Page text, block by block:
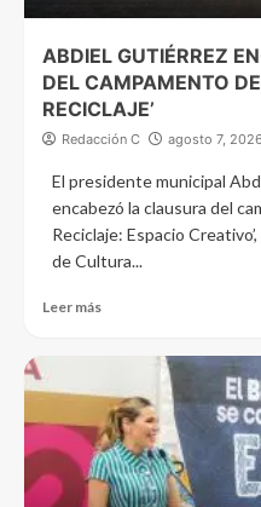
ABDIEL GUTIÉRREZ
DEL CAMPAMENTO
RECICLAJE’
Redacción C agosto 7, 2026
El presidente municipal
encabezó la clausura del
Reciclaje: Espacio
de Cultura...
Leer más